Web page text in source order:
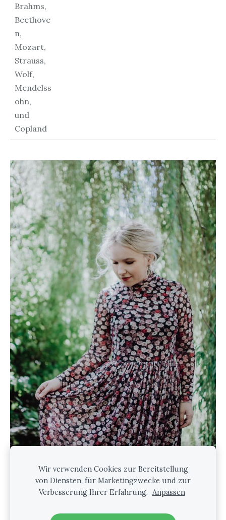
Brahms,
Beethove
n,
Mozart,
Strauss,
Wolf,
Mendelss
ohn,
und
Copland
Wir verwenden Cookies zur Bereitstellung
von Diensten, für Marketingzwecke und zur
Verbesserung Ihrer Erfahrung. Anpassen